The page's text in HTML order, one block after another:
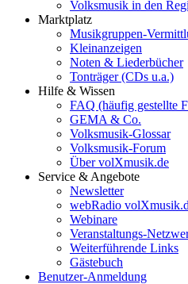
Volksmusik in den
Marktplatz
Musikgruppen-
Kleinanzeigen
Noten & Liederbücher
Tonträger (CDs u.a.)
Hilfe & Wissen
FAQ (häufig gestellte
GEMA & Co.
Volksmusik-Glossar
Volksmusik-Forum
Über volXmusik.de
Service & Angebote
Newsletter
webRadio
Webinare
Veranstaltungs-
Weiterführende Links
Gästebuch
Benutzer-Anmeldung